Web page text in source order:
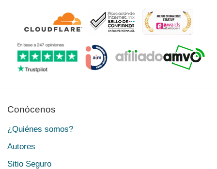
Conócenos
¿Quiénes somos?
Autores
Sitio Seguro